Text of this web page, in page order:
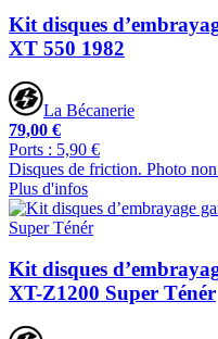
Kit disques
XT 550 1982
La Bécanerie
79,00 €
Ports : 5,90 €
Disques de friction. Photo
Plus d'infos
Kit disques
XT-Z1200 Super Ténér